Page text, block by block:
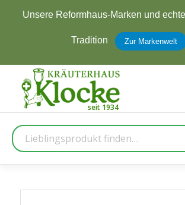
Marken und echte Kräuterhaus-
Zur Markenwelt